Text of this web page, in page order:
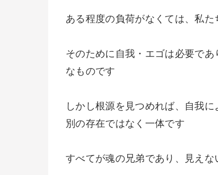
ある程度の負荷がなくては、私
そのために自我・エゴは必要で
なものです
しかし根源を見つめれば、自我
別の存在ではなく一体です
すべてが魂の兄弟であり、見え